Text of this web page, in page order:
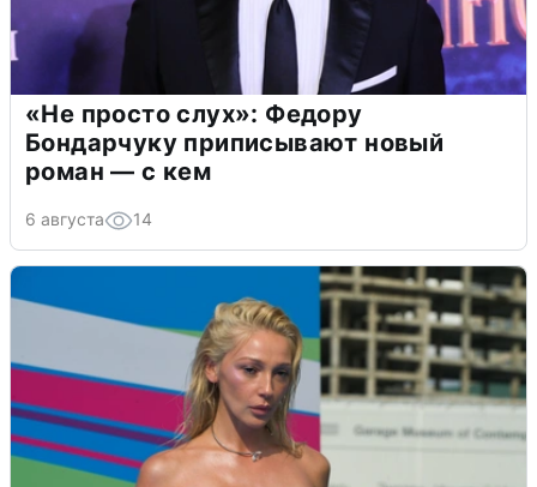
«Не просто слух»: Федору
Бондарчуку приписывают новый
роман — с кем
6 августа 14